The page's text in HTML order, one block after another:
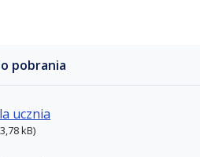
pobrania
ucznia
kB)